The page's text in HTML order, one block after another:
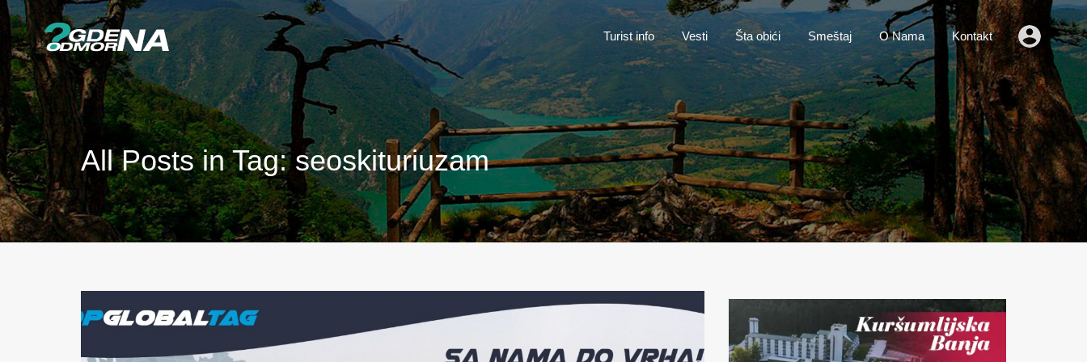
Turist info Vesti Šta obići Smeštaj O Nama Kontakt
Turist info Vesti Šta obići Smeštaj O Nama Kontakt
All Posts in Tag: seoskituriuzam